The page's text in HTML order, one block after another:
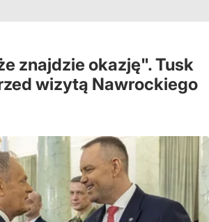
znajdzie okazję". Tusk
wizytą Nawrockiego